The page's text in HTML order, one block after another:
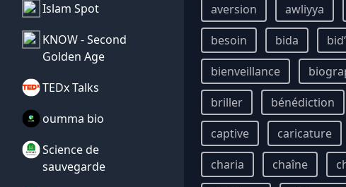
Islam Spot
KNOW - Second
Golden Age
TEDx Talks
oumma bio
Science de
sauvegarde
aversion
awliyya
besoin
bida
bienveillance
briller
bénédiction
captive
caricature
charia
chaîne